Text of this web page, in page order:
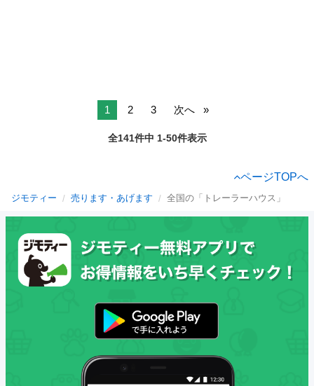
1 2 3 次へ
全141件中 1-50件表示
ページTOPへ
ジモティー 売ります・あげます 全国の「トレーラーハウス」